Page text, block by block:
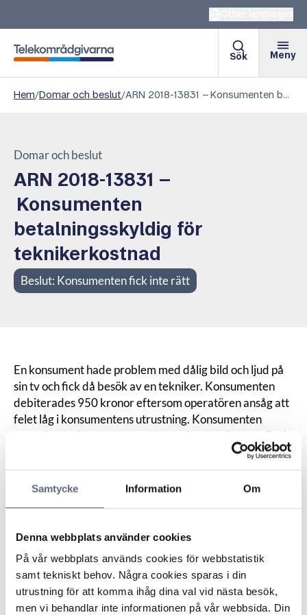
Samtycke Information Om
Denna webbplats använder cookies
På vår webbplats används cookies för webbstatistik
samt tekniskt behov. Några cookies sparas i din
utrustning för att komma ihåg dina val vid nästa besök,
men vi behandlar inte informationen på vår webbsida. Din
Telekområdgivarna
Sök Meny
Hem/Domar och beslut/ ARN 2018-13831 – Konsumenten betalningsskyldig för teknikerkostnad
Domar och beslut
ARN 2018-13831 –
Konsumenten
betalningsskyldig för
teknikerkostnad
Beslut: Konsumenten fick inte rätt
En konsument hade problem med dålig bild och ljud på
sin tv och fick då besök av en tekniker. Konsumenten
debiterades 950 kronor eftersom operatören ansåg att
felet låg i konsumentens utrustning. Konsumenten
menade att det var samma utrustning som han använt i
mer än två år. Denna fungerade bättre än den han fått
av operatören, och hade dessutom fungerat ihop med
operatörens tjänst. Enligt konsumenten var det därför
på sommaren orsakat problemet.
Operatören anförde att felet berodde på en så kallad
homeplug, vilken konsumenten hade installerat via
elnätet i huset, som störde ut signalen till tv-boxen. Felet
berodde därför på utrustning som operatören inte